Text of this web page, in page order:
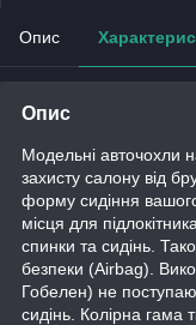
Опис
Опис
Модельні авточохли
захисту салону від
форму сидіння вашого
місця для
спинки та сидінь.
безпеки (Airbag).
Гобелен) не
сидінь. Колірна гама